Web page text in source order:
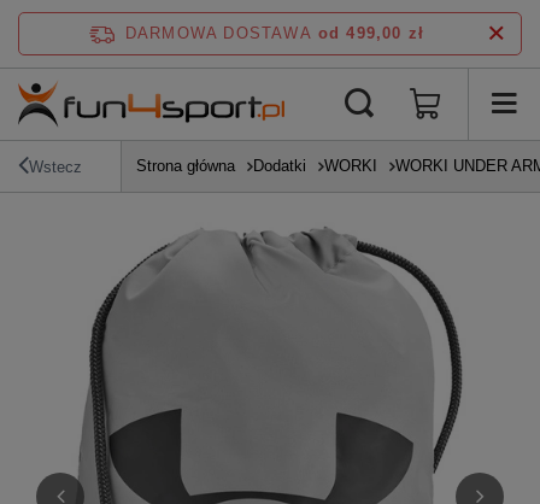
DARMOWA DOSTAWA od 499,00 zł
Wstecz Strona główna Dodatki WORKI WORKI UNDER